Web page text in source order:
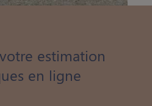
estimation
en ligne